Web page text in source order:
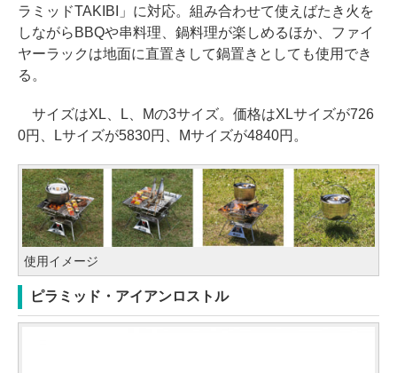
ラミッドTAKIBI」に対応。組み合わせて使えばたき火を
しながらBBQや串料理、鍋料理が楽しめるほか、ファイ
ヤーラックは地面に直置きして鍋置きとしても使用でき
る。
サイズはXL、L、Mの3サイズ。価格はXLサイズが726
0円、Lサイズが5830円、Mサイズが4840円。
使用イメージ
ピラミッド・アイアンロストル